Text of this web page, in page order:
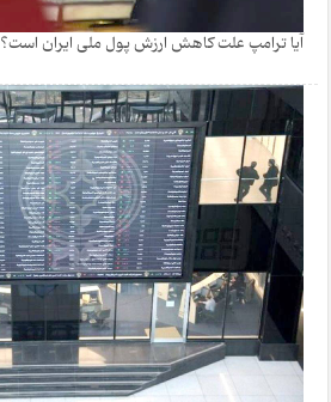
آیا ترامپ علت کاهش ارزش پول ملی ایران است؟